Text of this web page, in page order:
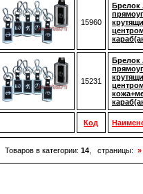
15960
Брелок
15231
Брелок
Код
Товаров в категории: 14 , страницы: »